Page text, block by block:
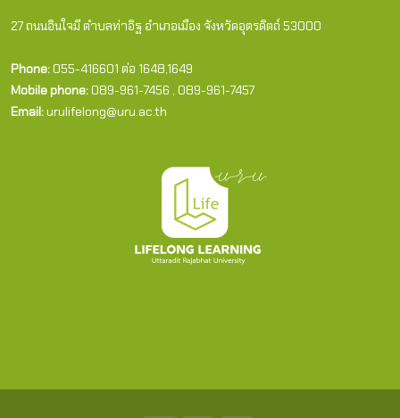
27 ถนนอินใจมี ตำบลท่าอิฐ อำเภอเมือง จังหวัดอุตรดิตถ์ 53000
Phone:055-416601 ต่อ 1648,1649
Mobile phone:089-961-7456 , 089-961-7457
Email:urulifelong@uru.ac.th